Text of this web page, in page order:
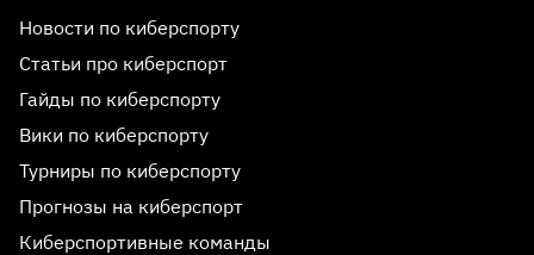
Новости по киберспорту
Статьи про киберспорт
Гайды по киберспорту
Вики по киберспорту
Турниры по киберспорту
Прогнозы на киберспорт
Киберспортивные команды